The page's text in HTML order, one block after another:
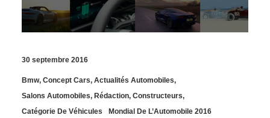
30 septembre 2016
Bmw, Concept Cars, Actualités Automobiles,
Salons Automobiles, Rédaction, Constructeurs,
Catégorie De Véhicules
Mondial De L’Automobile 2016